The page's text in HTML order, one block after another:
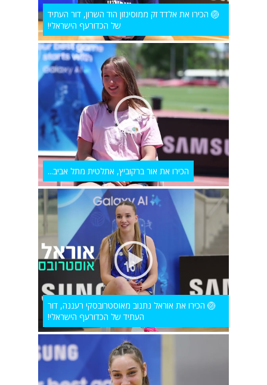
🏐 הכירו את אלדד זק ממוסינזון הוד השרון, דור העתיד
של הכדורעף הישראלי!
הכירו את אור ברקוביץ, אתלטית מתל אביב...
🏐 הכירו את אוראל נתנוב מאוסטרובסקי רעננה, דור
העתיד של הכדורעף הישראלי!